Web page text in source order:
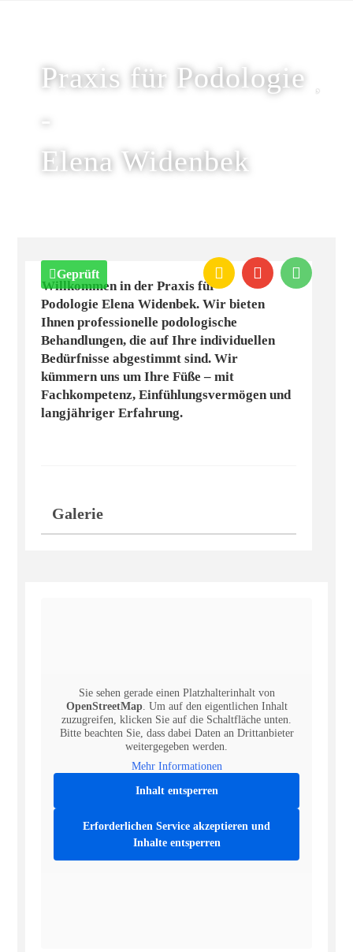
Praxis für Podologie
Elena Widenbek
Geprüft
Willkommen in der Praxis für
Podologie Elena Widenbek. Wir bieten
Ihnen professionelle podologische
Behandlungen, die auf Ihre individuellen
Bedürfnisse abgestimmt sind. Wir
kümmern uns um Ihre Füße – mit
Fachkompetenz, Einfühlungsvermögen und
langjähriger Erfahrung.
Galerie
Sie sehen gerade einen Platzhalterinhalt von
OpenStreetMap. Um auf den eigentlichen Inhalt
zuzugreifen, klicken Sie auf die Schaltfläche unten.
Bitte beachten Sie, dass dabei Daten an Drittanbieter
weitergegeben werden.
Mehr Informationen
Inhalt entsperren
Erforderlichen Service akzeptieren und
Inhalte entsperren